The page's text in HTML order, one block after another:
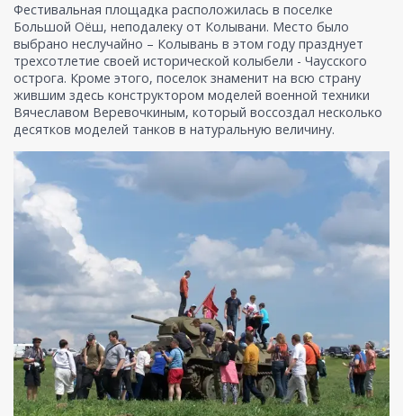
Фестивальная площадка расположилась в поселке
Большой Оёш, неподалеку от Колывани. Место было
выбрано неслучайно – Колывань в этом году празднует
трехсотлетие своей исторической колыбели - Чаусского
острога. Кроме этого, поселок знаменит на всю страну
жившим здесь конструктором моделей военной техники
Вячеславом Веревочкиным, который воссоздал несколько
десятков моделей танков в натуральную величину.